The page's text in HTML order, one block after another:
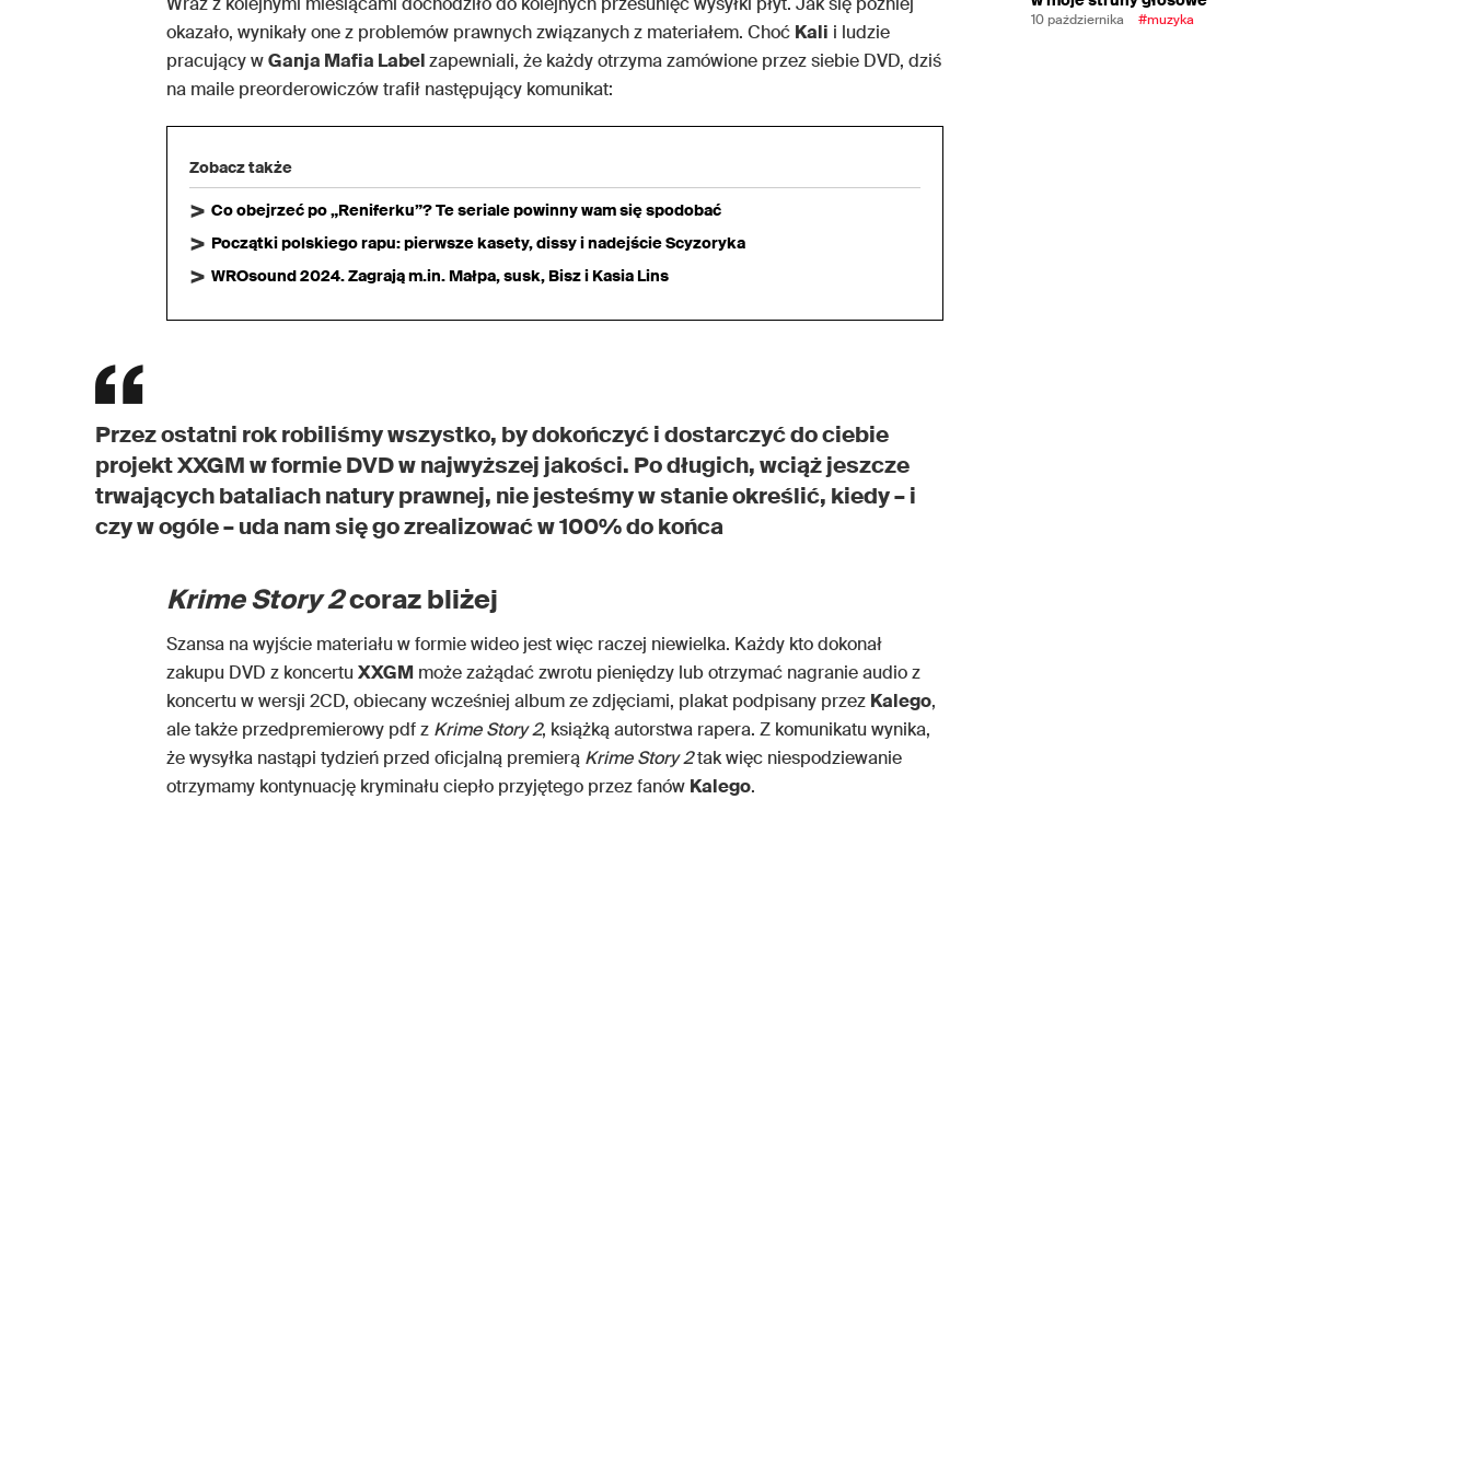
okazało, wynikały one z problemów prawnych związanych z materiałem. Choć Kali i ludzie
pracujący wGanja Mafia Labelzapewniali, że każdy otrzyma zamówione przez siebie DVD, dziś
na maile preorderowiczów trafił następujący komunikat:
Zobacz także
Co obejrzeć po „Reniferku”? Te seriale powinny wam się spodobać
Początki polskiego rapu: pierwsze kasety, dissy i nadejście Scyzoryka
WROsound 2024. Zagrają m.in. Małpa, susk, Bisz i Kasia Lins
Przez ostatni rok robiliśmy wszystko, by dokończyć i dostarczyć do ciebie
projekt XXGM w formie DVD w najwyższej jakości. Po długich, wciąż jeszcze
trwających bataliach natury prawnej, nie jesteśmy w stanie określić, kiedy – i
czy w ogóle – uda nam się go zrealizować w 100% do końca
Krime Story 2coraz bliżej
Szansa na wyjście materiału w formie wideo jest więc raczej niewielka. Każdy kto dokonał
zakupu DVD z koncertu XXGM może zażądać zwrotu pieniędzy lub otrzymać nagranie audio z
koncertu w wersji 2CD, obiecany wcześniej album ze zdjęciami, plakat podpisany przez Kalego,
ale także przedpremierowy pdf z Krime Story 2, książką autorstwa rapera. Z komunikatu wynika,
że wysyłka nastąpi tydzień przed oficjalną premierą Krime Story 2tak więc niespodziewanie
otrzymamy kontynuację kryminału ciepło przyjętego przez fanów Kalego.
10 października #muzyka